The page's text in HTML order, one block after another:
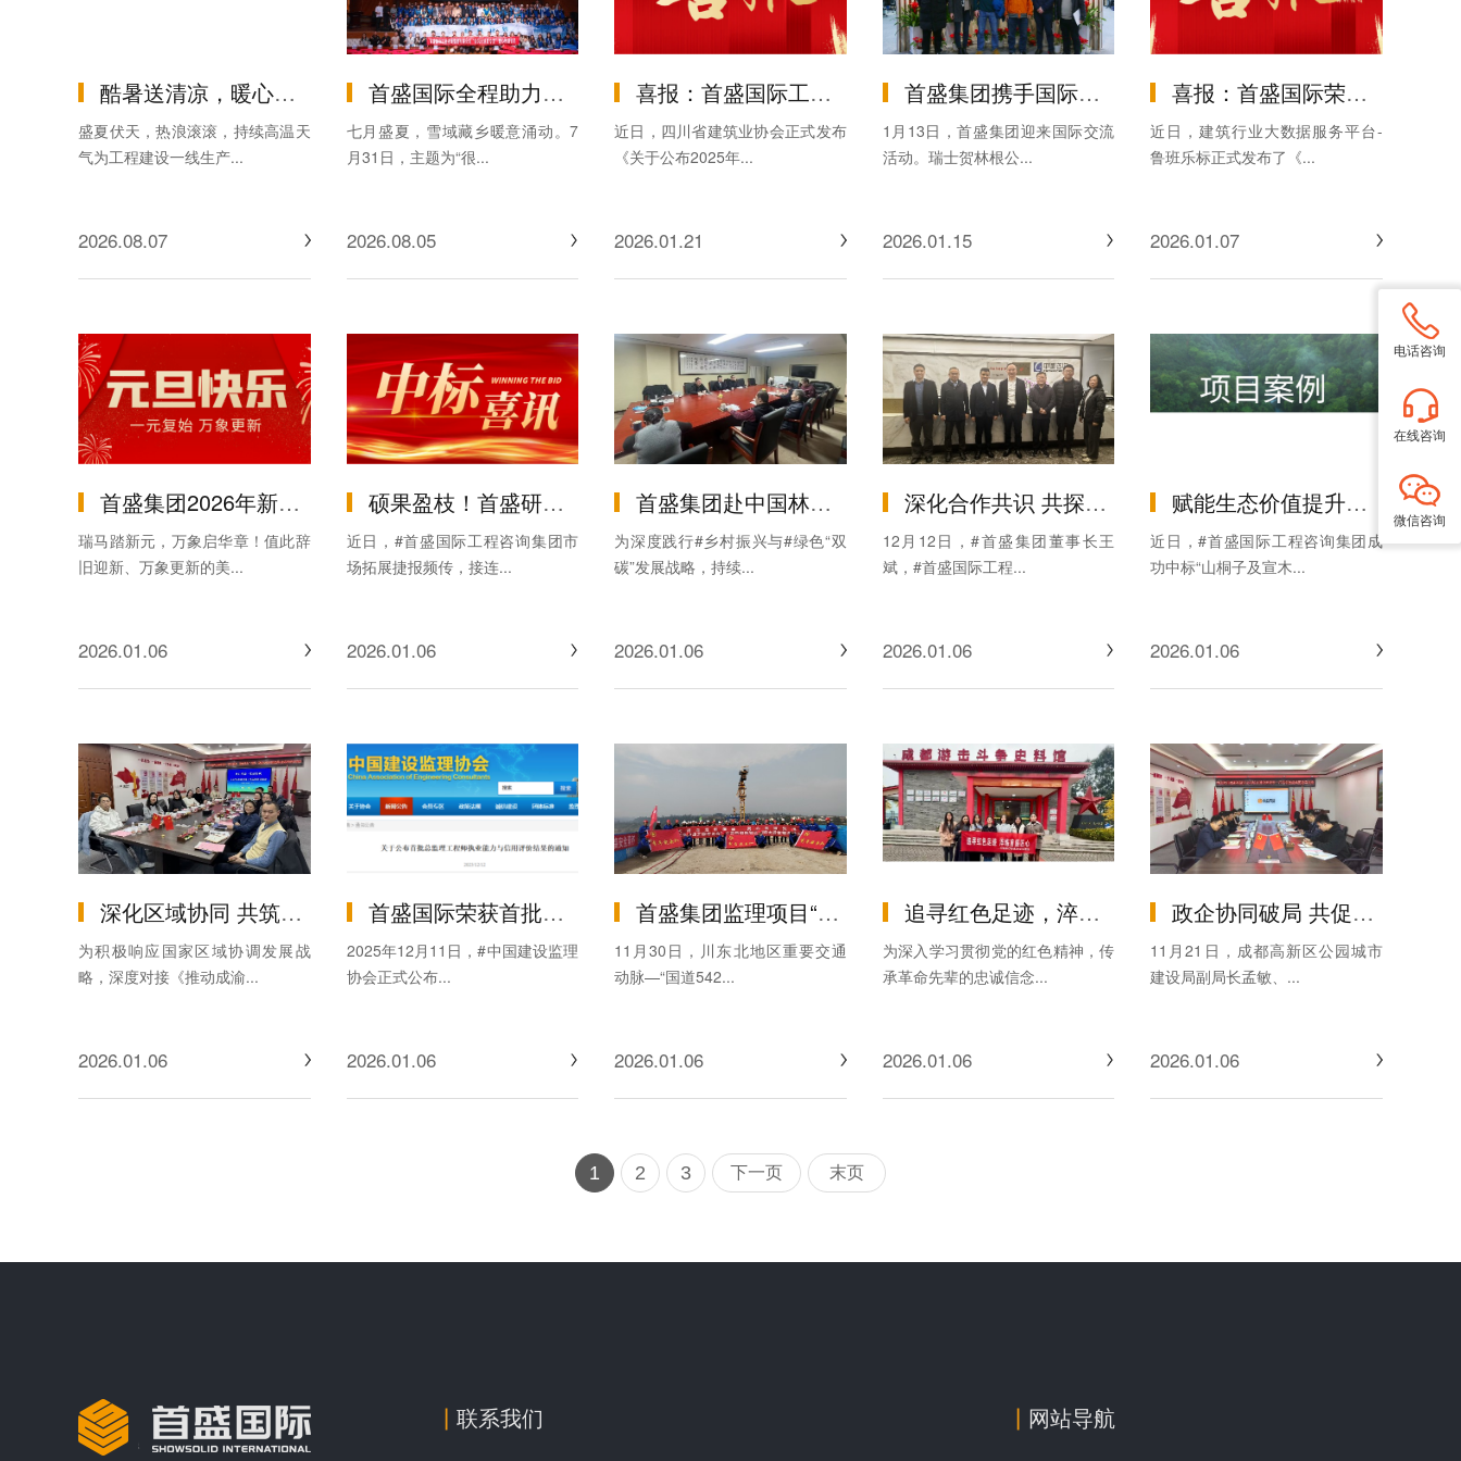
酷暑送清凉，暖心护安全：首盛国际工程咨询集团开展高温慰问活动
盛夏伏天，热浪滚滚，持续高温天
气为工程建设一线生产...
2026.08.07
首盛国际全程助力的 “共青团·伙伴计划暨2026年迪庆轻风计划夏令营”圆满落幕
七月盛夏，雪域藏乡暖意涌动。7
月31日，主题为“很...
2026.08.05
喜报：首盛国际工程咨询集团监理项目荣获2025年度“四川省优质机电安装工程”
近日，四川省建筑业协会正式发布
《关于公布2025年...
2026.01.21
首盛集团携手国际专家共话蒲江环境治理，中外智慧赋能生态升级
1月13日，首盛集团迎来国际交流
活动。瑞士贺林根公...
2026.01.15
喜报：首盛国际荣登2025年度全国工程监理中标排行榜第三名
近日，建筑行业大数据服务平台-
鲁班乐标正式发布了《...
2026.01.07
首盛集团2026年新年贺词：凝心聚力破困局，笃行实干启新程
瑞马踏新元，万象启华章！值此辞
旧迎新、万象更新的美...
2026.01.06
硕果盈枝！首盛研究院赋能集团连中两大全过程工程咨询项目及林业产业专项咨询项目，书写产业服务新篇
近日，#首盛国际工程咨询集团市
场拓展捷报频传，接连...
2026.01.06
首盛集团赴中国林业工程建设协会交流座谈
为深度践行#乡村振兴与#绿色“双
碳”发展战略，持续...
2026.01.06
深化合作共识 共探发展新局——首盛集团赴中诚智信工程咨询股份集团有限公司交流座谈
12月12日，#首盛集团董事长王
斌，#首盛国际工程...
2026.01.06
赋能生态价值提升，助力农林产业升级：首盛国际中标 6.8 亿元山桐子及宣木瓜产业示范基地全过程工程咨询项目
近日，#首盛国际工程咨询集团成
功中标“山桐子及宣木...
2026.01.06
深化区域协同 共筑发展生态 -- 首盛国际承办AAPM川渝会员与生态伙伴交流会在蓉成功举办
为积极响应国家区域协调发展战
略，深度对接《推动成渝...
2026.01.06
首盛国际荣获首批总监理工程师执业能力与信用评价AA评级！
2025年12月11日，#中国建设监理
协会正式公布...
2026.01.06
首盛集团监理项目“国道542线达川区管村至石桥段（达石快速路）”控制性工程-巴河特大桥右幅边跨顺利合龙！
11月30日，川东北地区重要交通
动脉—“国道542...
2026.01.06
追寻红色足迹，淬炼首盛匠心 —— 首盛国际工程咨询集团党支部开展红色主题党日活动
为深入学习贯彻党的红色精神，传
承革命先辈的忠诚信念...
2026.01.06
政企协同破局 共促行业高质量发展 —— 成都高新区公园城市建设局副局长孟敏一行莅临首盛集团调研交流
11月21日，成都高新区公园城市
建设局副局长孟敏、...
2026.01.06
1 2 3 下一页 末页
联系我们 网站导航
电话咨询
在线咨询
微信咨询